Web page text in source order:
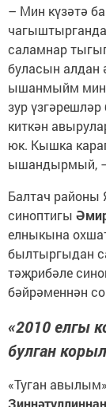
– Мин күзәтә
саламнар
буласын алдан
ышанмыйм мин.
зур
киткән
юк. Кышка
ышандырмый, –
Балтач районы
синоптигы
елныкына
былтыргыдан
тәҗрибәле
бәйрәменнән
«2010 елгы
булган
«Туган
Зиннәтуллиннан